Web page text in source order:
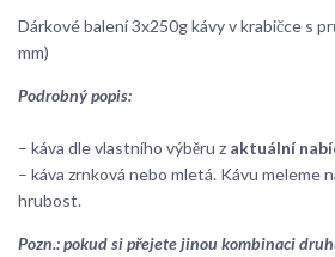
Dárkové balení 3x250g kávy v krabičce s
mm)
Podrobný popis:
– káva dle vlastního výběru z aktuální
– káva zrnková nebo mletá. Kávu meleme
hrubost.
Pozn.: pokud si přejete jinou kombinaci